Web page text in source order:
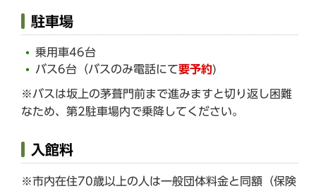
駐車場
乗用車46台
バス6台（バスのみ電話にて要予約)
※バスは坂上の茅葺門前まで進みますと切り返し困難
なため、第2駐車場内で乗降してください。
入館料
※市内在住70歳以上の人は一般団体料金と同額（保険